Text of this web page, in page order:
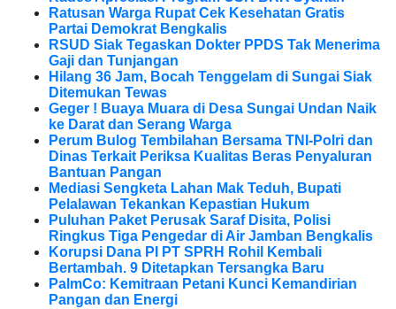
Ratusan Warga Rupat Cek Kesehatan Gratis
Partai Demokrat Bengkalis
RSUD Siak Tegaskan Dokter PPDS Tak Menerima
Gaji dan Tunjangan
Hilang 36 Jam, Bocah Tenggelam di Sungai Siak
Ditemukan Tewas
Geger ! Buaya Muara di Desa Sungai Undan Naik
ke Darat dan Serang Warga
Perum Bulog Tembilahan Bersama TNI-Polri dan
Dinas Terkait Periksa Kualitas Beras Penyaluran
Bantuan Pangan
Mediasi Sengketa Lahan Mak Teduh, Bupati
Pelalawan Tekankan Kepastian Hukum
Puluhan Paket Perusak Saraf Disita, Polisi
Ringkus Tiga Pengedar di Air Jamban Bengkalis
Korupsi Dana PI PT SPRH Rohil Kembali
Bertambah. 9 Ditetapkan Tersangka Baru
PalmCo: Kemitraan Petani Kunci Kemandirian
Pangan dan Energi